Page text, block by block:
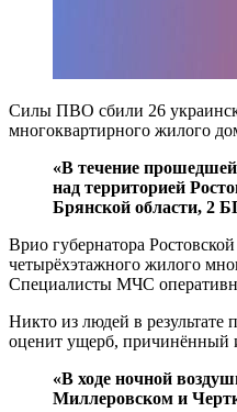
Силы ПВО сбили 26
многоквартирного жилого
«В течение
над территорией
Брянской области, 2
Врио губернатора
четырёхэтажного жилого
Специалисты МЧС
Никто из людей в
оценит ущерб, причинённый
«В ходе ночной
Миллеровском и